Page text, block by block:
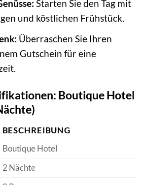
Starten Sie den Tag mit
und köstlichen Frühstück.
Überraschen Sie Ihren
Gutschein für eine
Boutique Hotel
BESCHREIBUNG
Boutique Hotel
2 Nächte